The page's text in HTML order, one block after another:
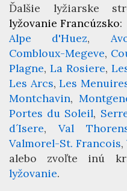
Ďalšie lyžiarske
lyžovanie Francúzsko:
Alpe d'Huez
Combloux-Megeve
Plagne La Rosiere
Les Arcs Les
Montchavin
Portes du Soleil
d´Isere
Val
Valmorel-St. Francois
alebo zvoľte inú
lyžovanie.